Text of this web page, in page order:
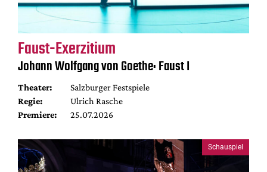
Faust-Exerzitium
Johann Wolfgang von Goethe: Faust I
Theater:
Salzburger Festspiele
Regie:
Ulrich Rasche
Premiere:
25.07.2026
Schauspiel